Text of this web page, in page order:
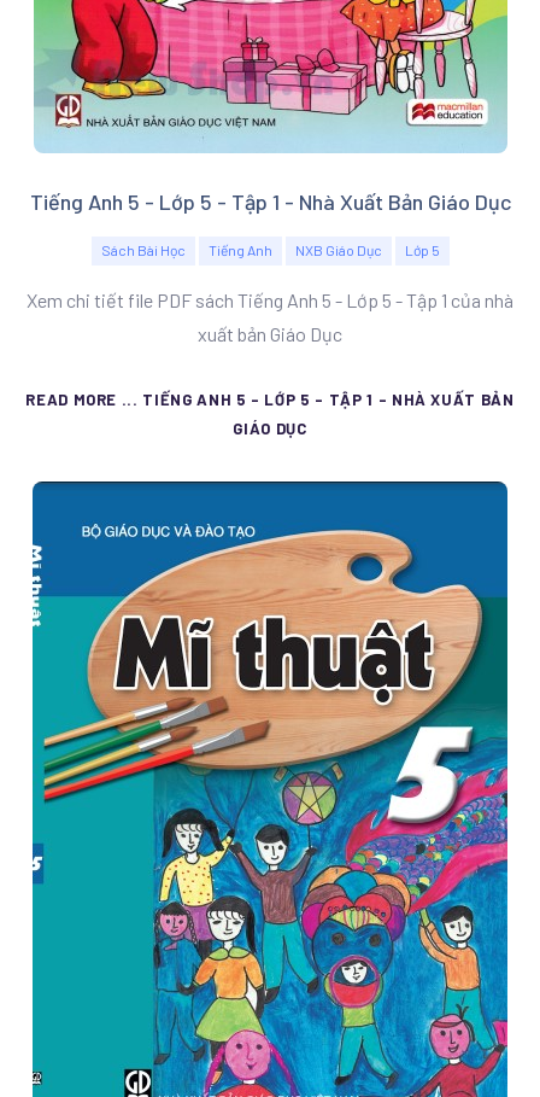
Tiếng Anh 5 - Lớp 5 - Tập 1 - Nhà Xuất Bản Giáo Dục
Sách Bài Học Tiếng Anh NXB Giáo Dục Lớp 5
Xem chi tiết file PDF sách Tiếng Anh 5 - Lớp 5 - Tập 1 của nhà
xuất bản Giáo Dục
READ MORE ... TIẾNG ANH 5 - LỚP 5 - TẬP 1 - NHÀ XUẤT BẢN
GIÁO DỤC